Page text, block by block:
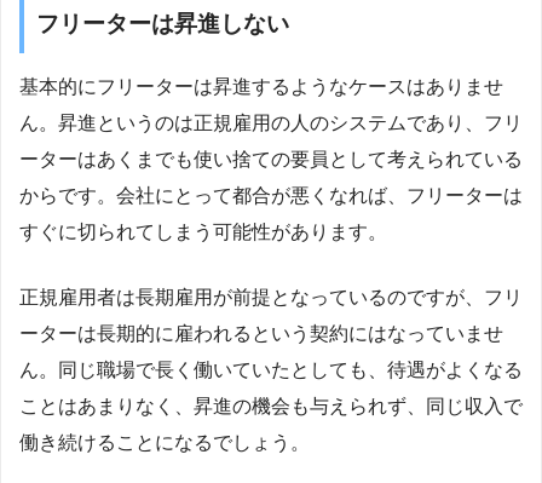
フリーターは昇進しない
基本的にフリーターは昇進するようなケースはありませ
ん。昇進というのは正規雇用の人のシステムであり、フリ
ーターはあくまでも使い捨ての要員として考えられている
からです。会社にとって都合が悪くなれば、フリーターは
すぐに切られてしまう可能性があります。
正規雇用者は長期雇用が前提となっているのですが、フリ
ーターは長期的に雇われるという契約にはなっていませ
ん。同じ職場で長く働いていたとしても、待遇がよくなる
ことはあまりなく、昇進の機会も与えられず、同じ収入で
働き続けることになるでしょう。